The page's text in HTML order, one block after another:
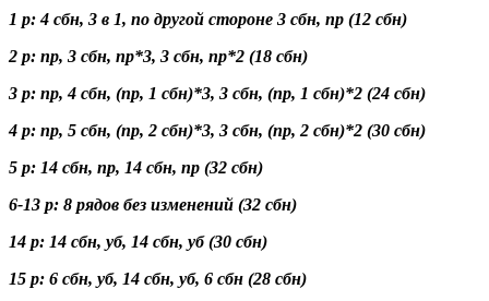
1 р: 4 сбн, 3 в 1, по другой стороне 3 сбн, пр (12 сбн)
2 р: пр, 3 сбн, пр*3, 3 сбн, пр*2 (18 сбн)
3 р: пр, 4 сбн, (пр, 1 сбн)*3, 3 сбн, (пр, 1 сбн)*2 (24 сбн)
4 р: пр, 5 сбн, (пр, 2 сбн)*3, 3 сбн, (пр, 2 сбн)*2 (30 сбн)
5 р: 14 сбн, пр, 14 сбн, пр (32 сбн)
6-13 р: 8 рядов без изменений (32 сбн)
14 р: 14 сбн, уб, 14 сбн, уб (30 сбн)
15 р: 6 сбн, уб, 14 сбн, уб, 6 сбн (28 сбн)